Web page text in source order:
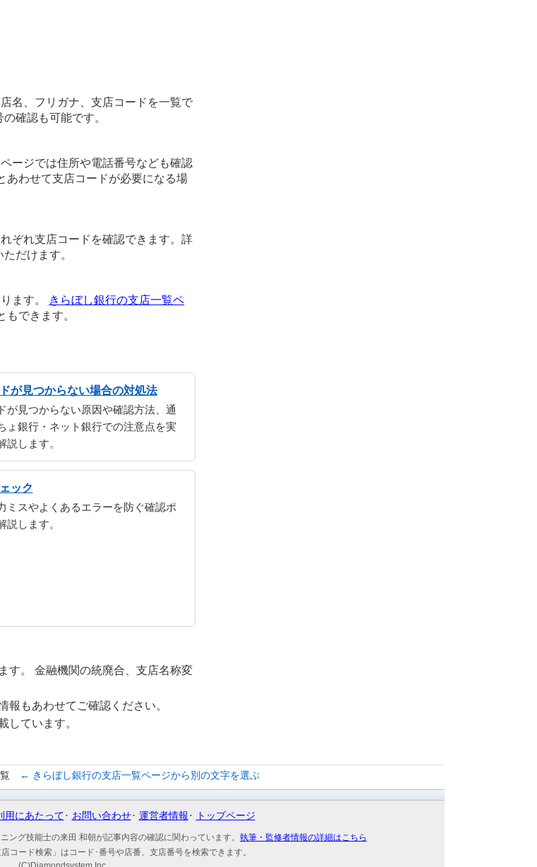
名、フリガナ、支店コードを一覧で
確認も可能です。
ージでは住所や電話番号なども確認
あわせて支店コードが必要になる場
ぞれ支店コードを確認できます。詳
だけます。
ます。
きらぼし銀行の支店一覧ペ
もできます。
が見つからない場合の対処法
が見つからない原因や確認方法、通
ょ銀行・ネット銀行での注意点を実
説します。
ック
ミスやよくあるエラーを防ぐ確認ポ
説します。
す。 金融機関の統廃合、支店名称変
もあわせてご確認ください。
しています。
← きらぼし銀行の支店一覧ページから別の文字を選ぶ
用にあたって お問い合わせ 運営者情報 トップページ
グ技能士の来田 和朝が記事内容の確認に関わっています。 執筆・監修者情報の詳細はこちら
コード検索」はコード･番号や店番、支店番号を検索できます。